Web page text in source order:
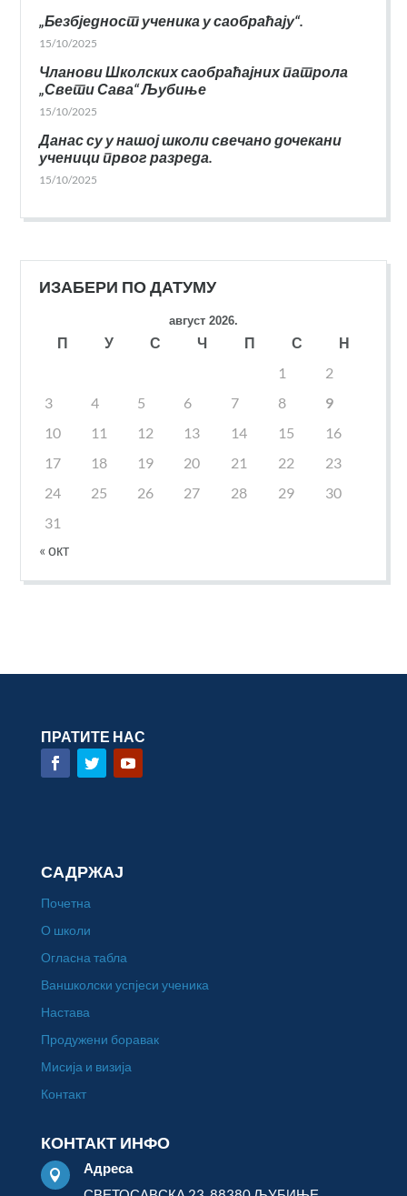
„Безбједност ученика у саобраћају“.
15/10/2025
Чланови Школских саобраћајних патрола
„Свети Сава“ Љубиње
15/10/2025
Данас су у нашој школи свечано дочекани
ученици првог разреда.
15/10/2025
ИЗАБЕРИ ПО ДАТУМУ
август 2026.
П У С Ч П С
Н
1
2
3
4 5 6 7 8
9
10
11 12 13 14 15
16
17
18 19 20 21 22
23
24
25 26 27 28 29
30
31
« окт
ПРАТИТЕ НАС
САДРЖАЈ
Почетна
О школи
Огласна табла
Ваншколски успјеси ученика
Настава
Продужени боравак
Мисија и визија
Контакт
КОНТАКТ ИНФО

Адреса